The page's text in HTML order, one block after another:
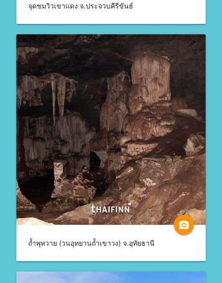
จุดชมวิวเขาแดง จ.ประจวบคีรีขันธ์
camera_alt
ถ้ำพุหวาย (วนอุทยานถ้ำเขาวง) จ.อุทัยธานี